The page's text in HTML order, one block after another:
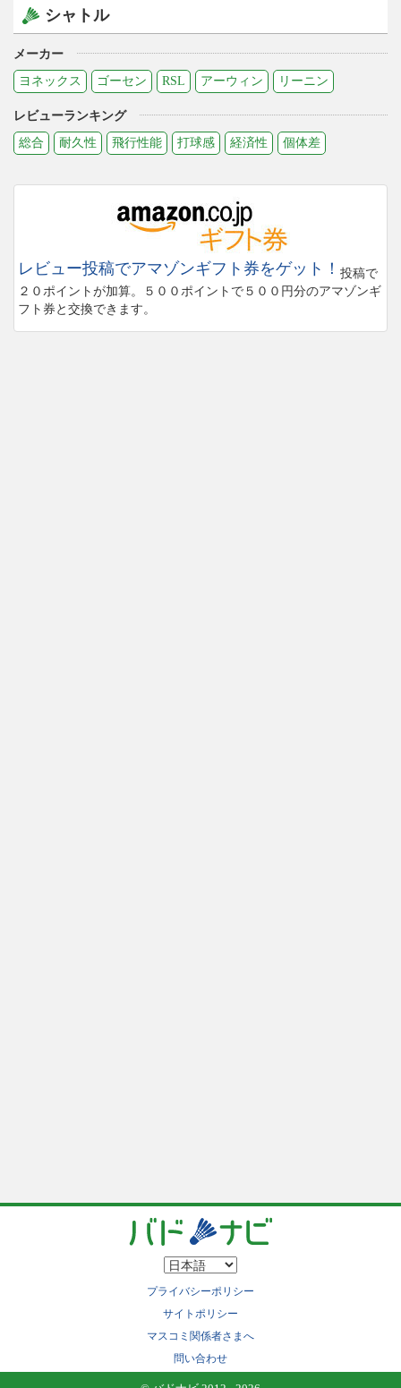
シャトル
メーカー
ヨネックス
ゴーセン RSL アーウィン リーニン
レビューランキング
総合
耐久性 飛行性能 打球感 経済性 個体差
レビュー投稿でアマゾンギフト券をゲット！ 投稿で
２０ポイントが加算。５００ポイントで５００円分のアマゾンギ
フト券と交換できます。
プライバシーポリシー
サイトポリシー
マスコミ関係者さまへ
問い合わせ